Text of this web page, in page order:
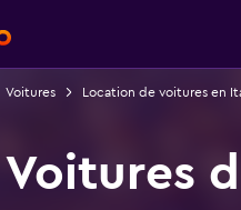
Voitures Location de voitures en
Voitures